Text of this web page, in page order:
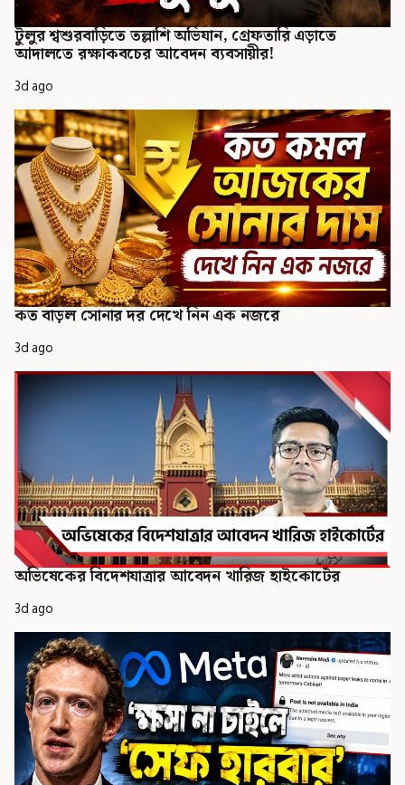
টুলুর শ্বশুরবাড়িতে তল্লাশি অভিযান, গ্রেফতারি এড়াতে
আদালতে রক্ষাকবচের আবেদন ব্যবসায়ীর!
3d ago
কত বাড়ল সোনার দর দেখে নিন এক নজরে
3d ago
অভিষেকের বিদেশযাত্রার আবেদন খারিজ হাইকোর্টের
3d ago